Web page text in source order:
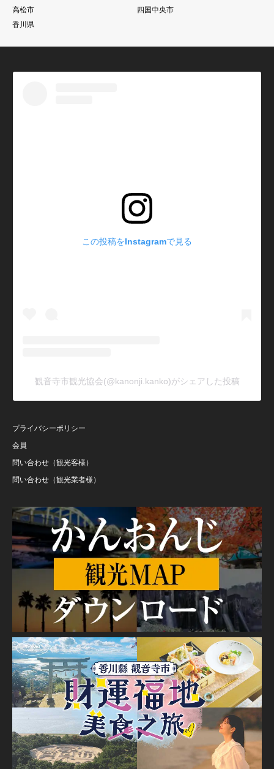
高松市
四国中央市
香川県
この投稿をInstagramで見る
観音寺市観光協会(@kanonji.kanko)がシェアした投稿
プライバシーポリシー
会員
問い合わせ（観光客様）
問い合わせ（観光業者様）